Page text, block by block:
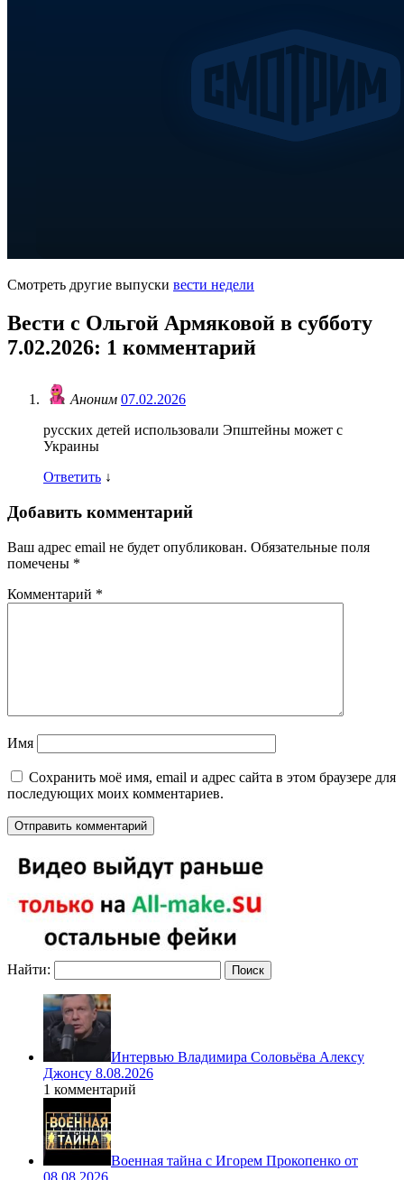
Смотреть другие выпуски вести недели
Вести с Ольгой Армяковой в субботу
7.02.2026: 1 комментарий
Аноним 07.02.2026
русских детей использовали Эпштейны может с
Украины
Ответить ↓
Добавить комментарий
Ваш адрес email не будет опубликован. Обязательные поля
помечены *
Комментарий *
Имя
Сохранить моё имя, email и адрес сайта в этом браузере для
последующих моих комментариев.
Найти:
Интервью Владимира Соловьёва Алексу
Джонсу 8.08.2026
1 комментарий
Военная тайна с Игорем Прокопенко от
08.08.2026